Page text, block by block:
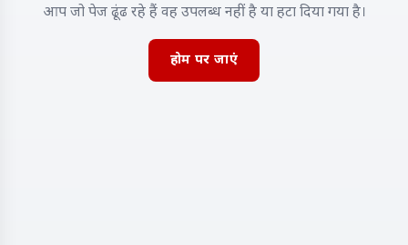
आप जो पेज ढूंढ रहे हैं वह उपलब्ध नहीं है या हटा दिया गया है।
होम पर जाएं